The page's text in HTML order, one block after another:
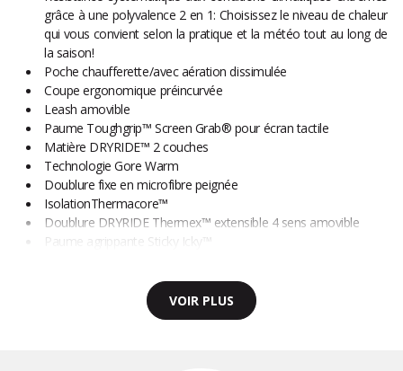
grâce à une polyvalence 2 en 1: Choisissez le niveau de chaleur
qui vous convient selon la pratique et la météo tout au long de
la saison!
Poche chaufferette/avec aération dissimulée
Coupe ergonomique préincurvée
Leash amovible
Paume Toughgrip™ Screen Grab® pour écran tactile
Matière DRYRIDE™ 2 couches
Technologie Gore Warm
Doublure fixe en microfibre peignée
IsolationThermacore™
Doublure DRYRIDE Thermex™ extensible 4 sens amovible
Paume agrippante Sticky Icky™
VOIR PLUS